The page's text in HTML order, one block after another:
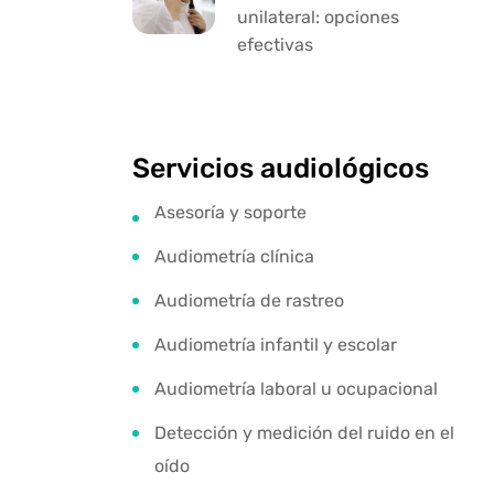
unilateral: opciones
efectivas
Servicios audiológicos
Asesoría y soporte
Audiometría clínica
Audiometría de rastreo
Audiometría infantil y escolar
Audiometría laboral u ocupacional
Detección y medición del ruido en el
oído